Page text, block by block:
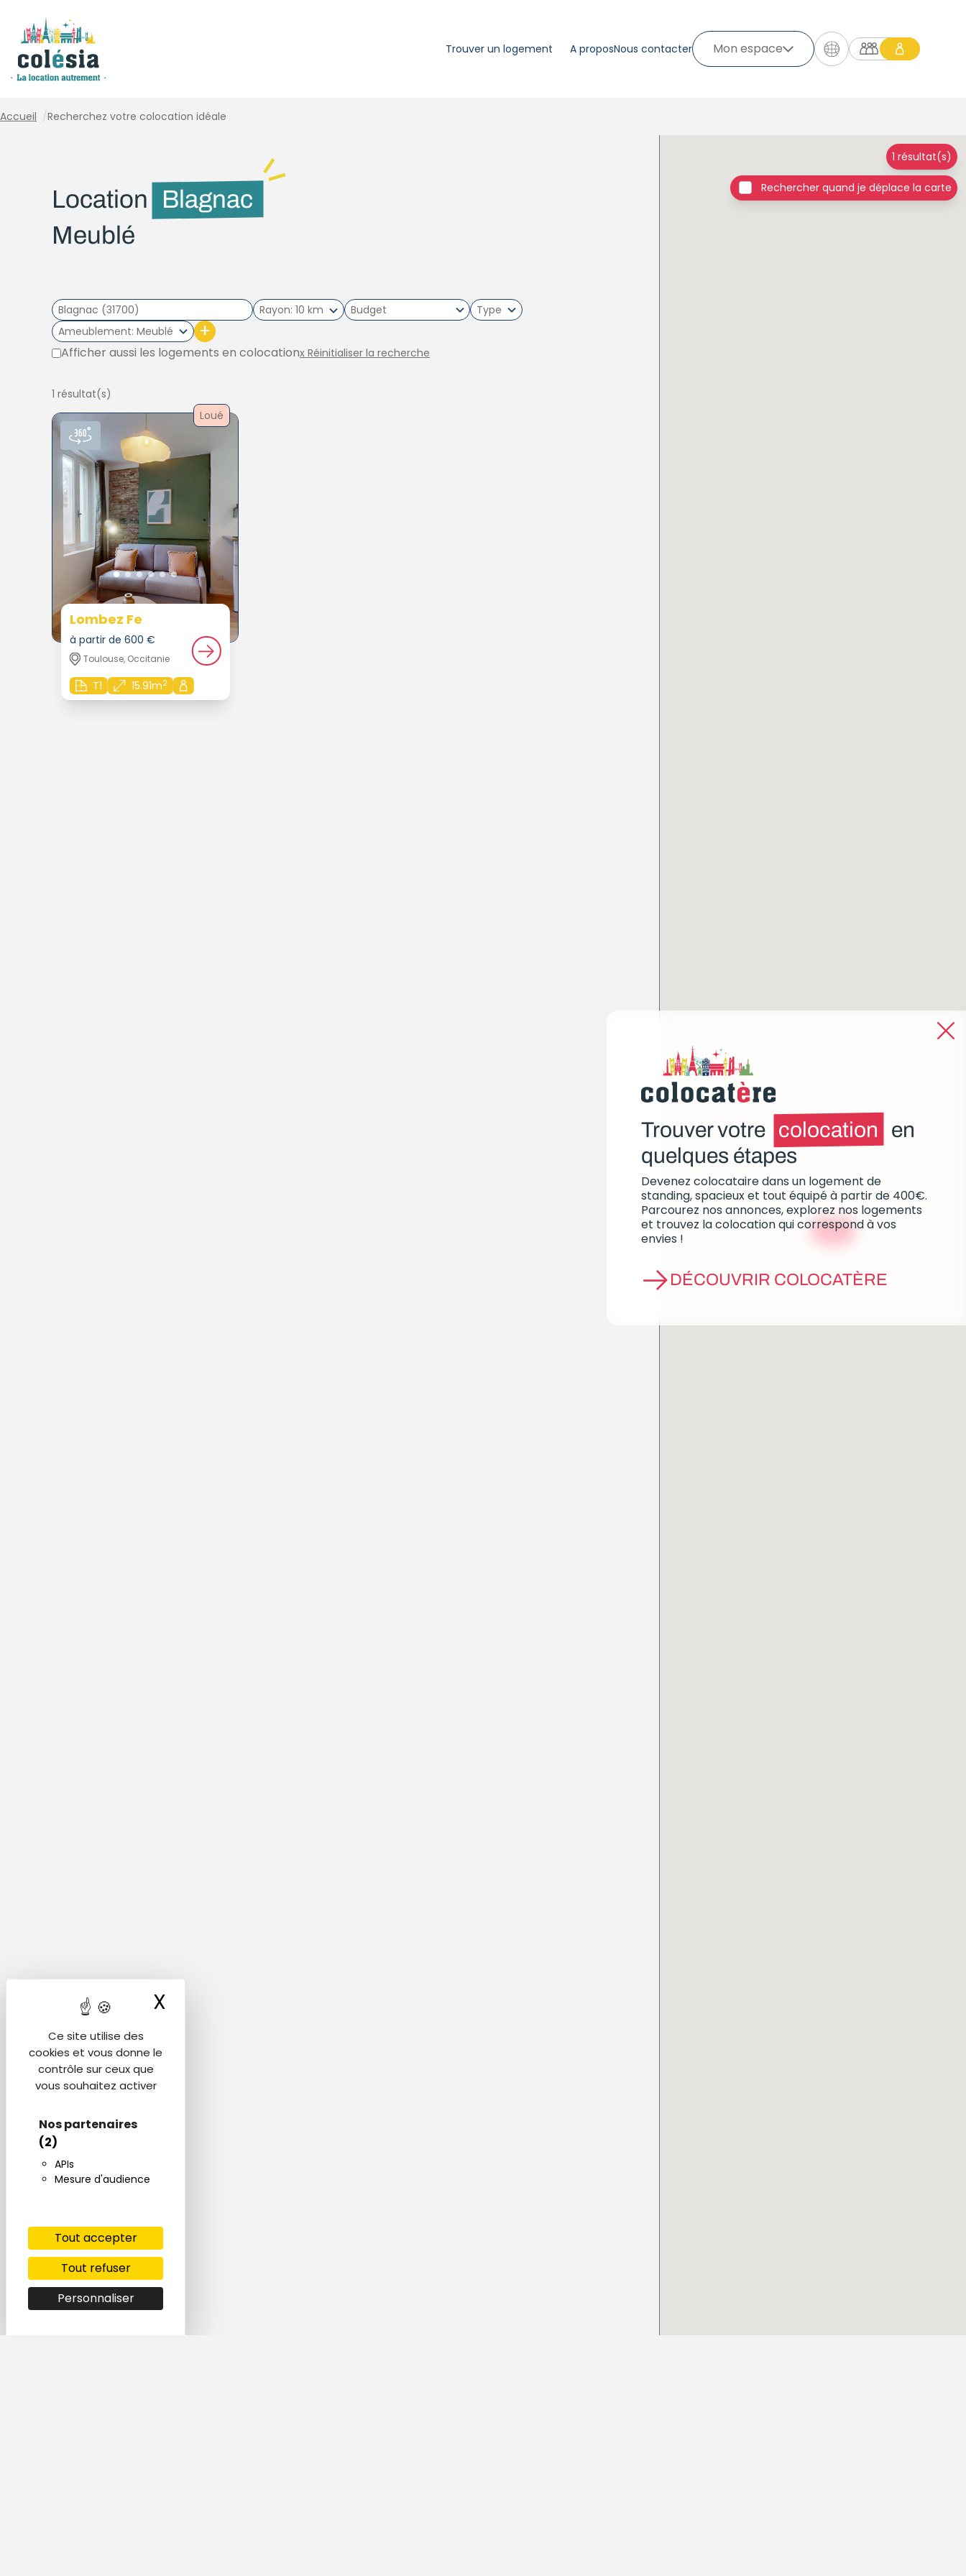
Ce site utilise des
cookies et vous donne le
contrôle sur ceux que
vous souhaitez activer
Nos partenaires
(2)
APIs
Mesure d'audience
Tout accepter
Tout refuser
Personnaliser
X
Mon espace
Trouver un logement A proposNous contacter
Trouver votre colocation
en
quelques étapes
Devenez colocataire dans un logement de
standing, spacieux et tout équipé à partir de 400€.
Parcourez nos annonces, explorez nos logements
et trouvez la colocation qui correspond à vos
envies !
DÉCOUVRIR COLOCATÈRE
Accueil /Recherchez votre colocation idéale
Location
Blagnac
Meublé
Rayon 10 km
Type
Ameublement Meublé +
Afficher aussi les logements en colocationx Réinitialiser la recherche
1 résultat(s)
Loué
Lombez Fe
à partir de 600 €
Toulouse, Occitanie
T1 15.91m2
à partir de
600€
1 résultat(s)
Rechercher quand je déplace la carte